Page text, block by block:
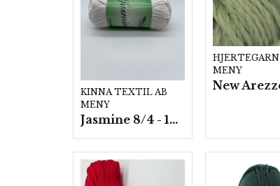
KINNA TEXTIL AB
MENY
Jasmine 8/4 - 10 nystan a50g./fp.
HJERTEGARN
MENY